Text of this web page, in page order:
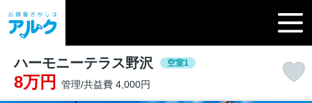
ハーモニーテラス野沢 空室1
8万円 管理/共益費 4,000円